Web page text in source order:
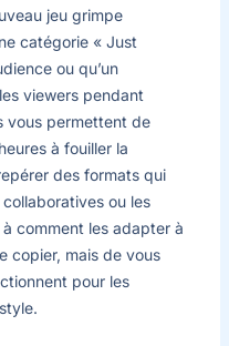
jeu grimpe
catégorie « Just
ou qu’un
viewers pendant
vous permettent de
à fouiller la
des formats qui
ou les
comment les adapter à
copier, mais de vous
pour les